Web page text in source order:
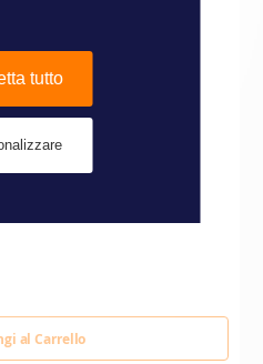
base
al Carrello
tutto